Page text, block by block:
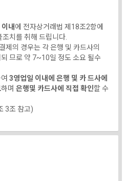
내에 전자상거래법 제18조2항에
치를 취해 드립니다.
제의 경우는 각 은행 및 카드사의
므로 약 7~10일 정도 소요 될수
3영업일 이내에 은행 및 카 드사에
하며 은행및 카드사에 직접 확인할 수
3조 참고)